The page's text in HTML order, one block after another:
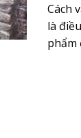
Cách
là
phẩm